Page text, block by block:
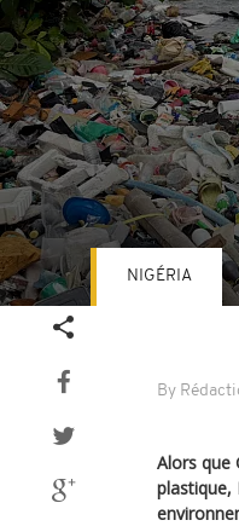
By
NIGÉRIA
Alors que
plastique,